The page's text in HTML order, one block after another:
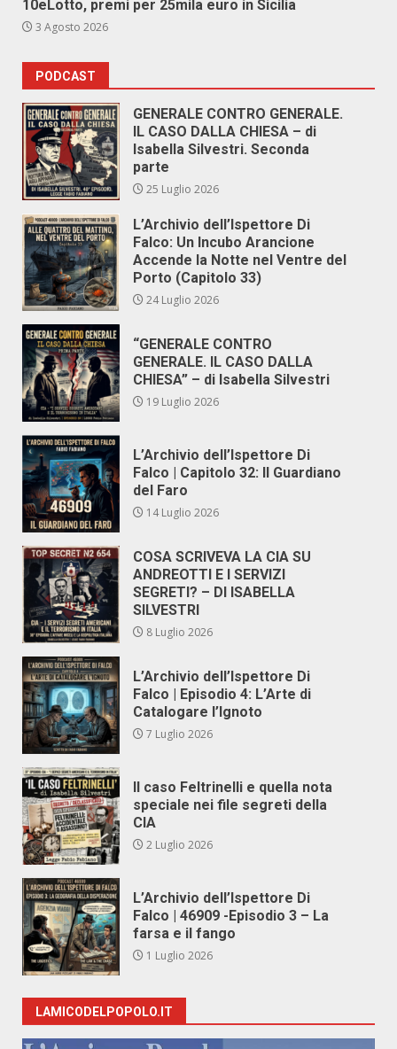
10eLotto, premi per 25mila euro in Sicilia
3 Agosto 2026
PODCAST
GENERALE CONTRO GENERALE.
IL CASO DALLA CHIESA – di
Isabella Silvestri. Seconda
parte
25 Luglio 2026
L’Archivio dell’Ispettore Di
Falco: Un Incubo Arancione
Accende la Notte nel Ventre del
Porto (Capitolo 33)
24 Luglio 2026
“GENERALE CONTRO
GENERALE. IL CASO DALLA
CHIESA” – di Isabella Silvestri
19 Luglio 2026
L’Archivio dell’Ispettore Di
Falco | Capitolo 32: Il Guardiano
del Faro
14 Luglio 2026
COSA SCRIVEVA LA CIA SU
ANDREOTTI E I SERVIZI
SEGRETI? – DI ISABELLA
SILVESTRI
8 Luglio 2026
L’Archivio dell’Ispettore Di
Falco | Episodio 4: L’Arte di
Catalogare l’Ignoto
7 Luglio 2026
Il caso Feltrinelli e quella nota
speciale nei file segreti della
CIA
2 Luglio 2026
L’Archivio dell’Ispettore Di
Falco | 46909 -Episodio 3 – La
farsa e il fango
1 Luglio 2026
LAMICODELPOPOLO.IT